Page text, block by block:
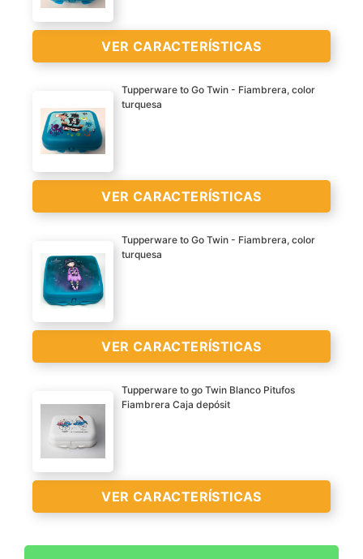
>
VER CARACTERÍSTICAS
VER
CARACTERÍSTICAS
Tupperware to Go Twin - Fiambrera, color
turquesa
VER CARACTERÍSTICAS
VER
>
Tupperware to Go Twin - Fiambrera, color
turquesa
VER CARACTERÍSTICAS
CARACTERÍSTICAS
Tupperware to go Twin Blanco Pitufos
Fiambrera Caja depósit
VER CARACTERÍSTICAS